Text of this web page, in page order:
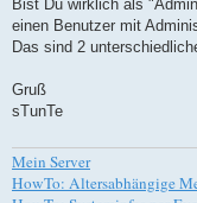
Bist Du wirklich als
einen Benutzer mit
Das sind 2
Gruß
sTunTe
Mein Server
HowTo: Altersabhängige